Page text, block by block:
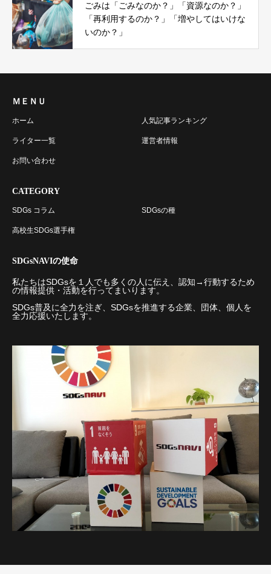
ごみは「ごみなのか？」「資源なのか？」
「再利用するのか？」「増やしてはいけな
いのか？」
ＭＥＮＵ
ホーム 人気記事ランキング
ライター一覧 運営者情報
お問い合わせ
CATEGORY
SDGs コラム SDGsの種
高校生SDGs選手権
SDGsNAVIの使命
私たちはSDGsを１人でも多くの人に伝え、認知→行動するため
の情報提供・活動を行ってまいります。
SDGs普及に全力を注ぎ、SDGsを推進する企業、団体、個人を
全力応援いたします。